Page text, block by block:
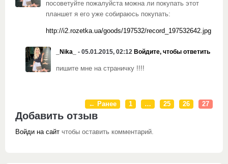
посоветуйте пожалуйста можна ли покупать этот
планшет я его уже собираюсь покупать:
http://i2.rozetka.ua/goods/197532/record_197532642.jpg
_Nika_ - 05.01.2015, 02:12 Войдите, чтобы ответить
пишите мне на страничку !!!!
← Ранее 1 … 25 26 27
Добавить отзыв
Войди на сайт чтобы оставить комментарий.